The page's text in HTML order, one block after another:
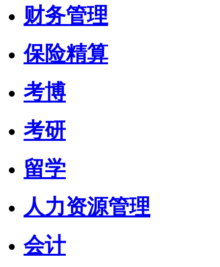
财务管理
保险精算
考博
考研
留学
人力资源管理
会计